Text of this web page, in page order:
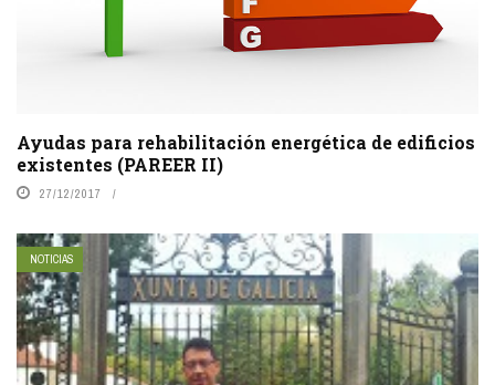
Ayudas para rehabilitación energética de edificios
existentes (PAREER II)
27/12/2017
NOTICIAS